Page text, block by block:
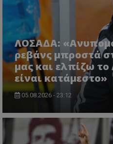
ΛΟΣΑΔΑ:
ρεβάνς μπροστά
μας και ελπίζω
είναι κατάμεστο»
05.08.2026 - 23:12